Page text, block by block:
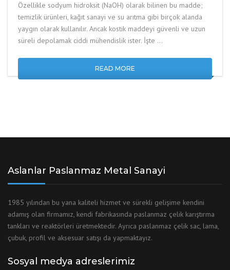
Özellikle sodyum hidroksit (NaOH) olarak bilinen bu madde;
temizlik ürünleri, kağıt sanayi ve su arıtma gibi birçok alanda
yaygın olarak kullanılır. Ancak kostik maddeyi güvenli ve uzun
süreli depolamak ciddi mühendislik ister. İşte …
READ MORE
Aslanlar Paslanmaz Metal Sanayi
1985 yılından bu yana kaliteli hizmet ve sürekli gelişime kendini
adamış olan firmamız, kendi fabrikasında paslanmaz çelik karıştırma
tankları ve reaktörleri üretmektedir. Ayrıca paslanmaz çelik sac, lama,
çubuk, profil ve aksesuar satışı da yapmaktayız.
Sosyal medya adreslerimiz